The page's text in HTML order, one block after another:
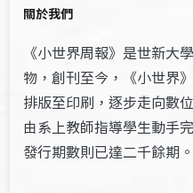
關於我們
《小世界周報》是世新大
物，創刊至今，《小世界
排版至印刷，逐步走向數
由系上教師指導學生動手
發行期數則已達二千餘期。